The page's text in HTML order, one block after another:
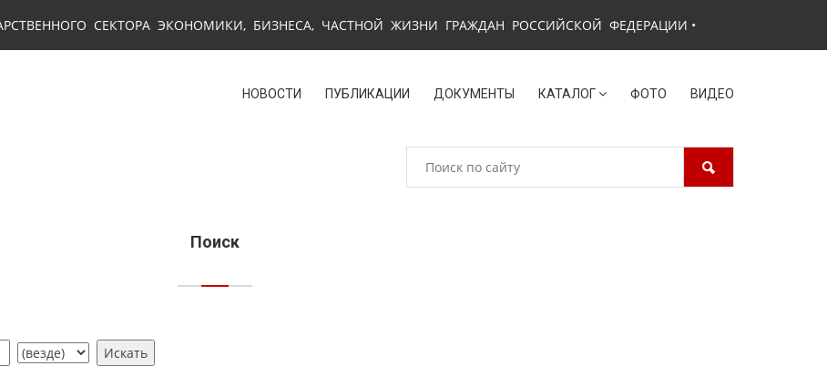
СЕКТОРА ЭКОНОМИКИ, БИЗНЕСА, ЧАСТНОЙ ЖИЗНИ ГРАЖДАН РОССИЙСКОЙ ФЕДЕРАЦИИ •
НОВОСТИ ПУБЛИКАЦИИ ДОКУМЕНТЫ КАТАЛОГ ФОТО ВИДЕО
Поиск